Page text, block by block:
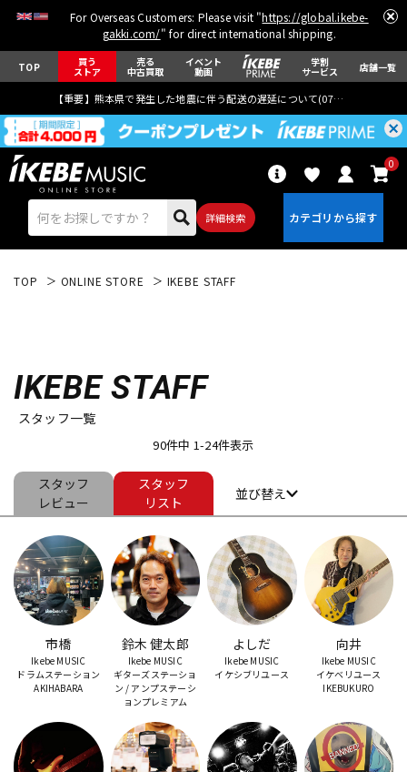
For Overseas Customers: Please visit "https://global.ikebe-
gakki.com/" for direct international shipping.
TOP 買う
ストア
売る
中古買取
イベント
動画
学割
サービス 店舗一覧
【重要】熊本県で発生した地震に伴う配送の遅延について(07月29日
詳細検索
0
ドラム パーカッション
キーボード 電子ピアノ
アンプ エフェクター
DJ機器 DTM
TOP ONLINE STORE IKEBE STAFF
IKEBE STAFF
スタッフ一覧
90件中 1-24件表示
スタッフ
レビュー
スタッフ
リスト
並び替え
市橋
Ikebe MUSIC
ドラムステーション
AKIHABARA
鈴木 健太郎
Ikebe MUSIC
ギターズステーショ
ン / アンプステーシ
ョンプレミアム
よしだ
Ikebe MUSIC
イケシブリユース
向井
Ikebe MUSIC
イケベリユース
IKEBUKURO